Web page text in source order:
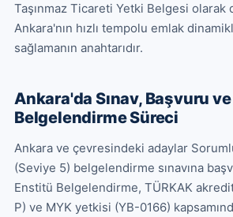
Taşınmaz Ticareti Yetki Belgesi olarak
Ankara'nın hızlı tempolu emlak
sağlamanın anahtarıdır.
Ankara'da Sınav, Başvuru ve
Belgelendirme Süreci
Ankara ve çevresindeki adaylar
(Seviye 5) belgelendirme sınavına
Enstitü Belgelendirme, TÜRKAK
P) ve MYK yetkisi (YB-0166)